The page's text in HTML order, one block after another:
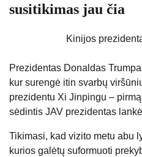
susitikimas jau čia
Kinijos
Prezidentas Donaldas
kur surengė itin svarbų
prezidentu Xi Jinpingu –
sėdintis JAV prezidentas
Tikimasi, kad vizito metu abu
kurios galėtų suformuoti